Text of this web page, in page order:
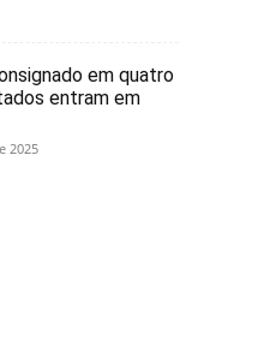
em quatro
entram em
2025